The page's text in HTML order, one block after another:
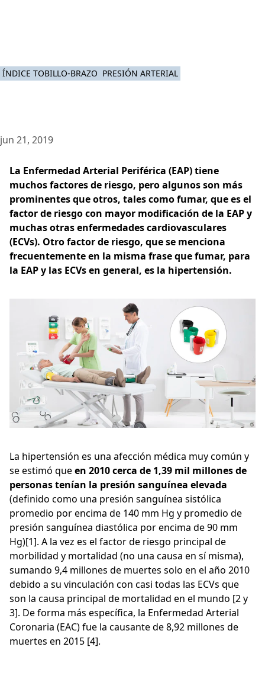
ÍNDICE TOBILLO-BRAZO PRESIÓN ARTERIAL
jun 21, 2019
La Enfermedad Arterial Periférica (EAP) tiene
muchos factores de riesgo, pero algunos son más
prominentes que otros, tales como fumar, que es el
factor de riesgo con mayor modificación de la EAP y
muchas otras enfermedades cardiovasculares
(ECVs). Otro factor de riesgo, que se menciona
frecuentemente en la misma frase que fumar, para
la EAP y las ECVs en general, es la hipertensión.
La hipertensión es una afección médica muy común y
se estimó queen 2010 cerca de 1,39 mil millones de
personas tenían la presión sanguínea elevada
(definido como una presión sanguínea sistólica
promedio por encima de 140 mm Hg y promedio de
presión sanguínea diastólica por encima de 90 mm
Hg)[1]. A la vez es el factor de riesgo principal de
morbilidad y mortalidad (no una causa en sí misma),
sumando 9,4 millones de muertes solo en el año 2010
debido a su vinculación con casi todas las ECVs que
son la causa principal de mortalidad en el mundo [2 y
3]. De forma más específica, la Enfermedad Arterial
Coronaria (EAC) fue la causante de 8,92 millones de
muertes en 2015 [4].